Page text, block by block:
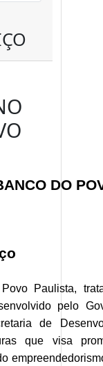
DO
Paulista,
pelo
de
que visa